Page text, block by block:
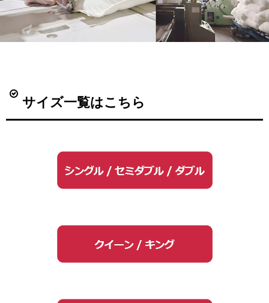
サイズ一覧はこちら